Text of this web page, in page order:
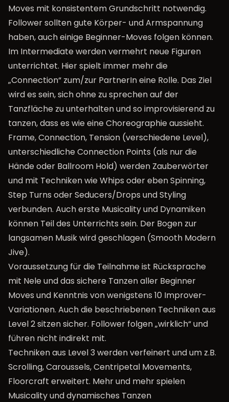
Moves mit konsistentem Grundschritt notwendig.
Follower sollten gute Körper- und Armspannung
haben, auch einige Beginner-Moves folgen können.
Im Intermediate werden vermehrt neue Figuren
unterrichtet. Hier spielt immer mehr die
„Connection“ zum/zur PartnerIn eine Rolle. Das Ziel
wird es sein, sich ohne zu sprechen auf der
Tanzfläche zu unterhalten und so improvisierend zu
tanzen, dass es wie eine Choreographie aussieht.
Frame, Connection, Tension (verschiedene Level),
unterschiedliche Connection Points (als nur die
Hände oder Ballroom Hold) werden Zauberwörter
und mit Techniken wie Whips oder eben Spinning,
Step Turns oder Seducers/Drops und Styling
verbunden. Auch erste Musicality und Dynamiken
können Teil des Unterrichts sein. Der Bogen zur
langsamen Musik wird geschlagen (Smooth Modern
Jive).
Voraussetzung für die Teilnahme ist Rücksprache
mit Nele und das sichere Tanzen aller Beginner
Moves und Kenntnis von wenigstens 10 Improver-
Variationen. Auch die beschriebenen Techniken aus
Level 2 sitzen sicher. Follower folgen „wirklich“ und
führen nicht indirekt mit.
Techniken aus Level 3 werden verfeinert und um z.B.
Scrolling, Caroussels, Centripetal Movements,
Floorcraft erweitert. Mehr und mehr spielen
Musicality und dynamisches Tanzen